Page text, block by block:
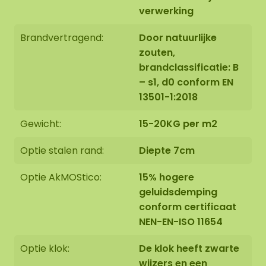
De mosovaal wordt met grote zorg, speciaal voor
Nederland.
U kunt ervoor kiezen om de mosovaal:
Zelf op te halen op Florapark 14 in Asten
tegen een wand van steen, beton, hout of gips
met behulp van onze speciale ophanghaken.
verwerking
Brandvertragend:
Door natuurlijke
zouten,
brandclassificatie: B
– s1, d0 conform EN
13501-1:2018
Gewicht:
15-20KG per m2
Optie stalen rand:
Diepte 7cm
Optie AkMOStico:
15% hogere
geluidsdemping
conform certificaat
NEN-EN-ISO 11654
Optie klok:
De klok heeft zwarte